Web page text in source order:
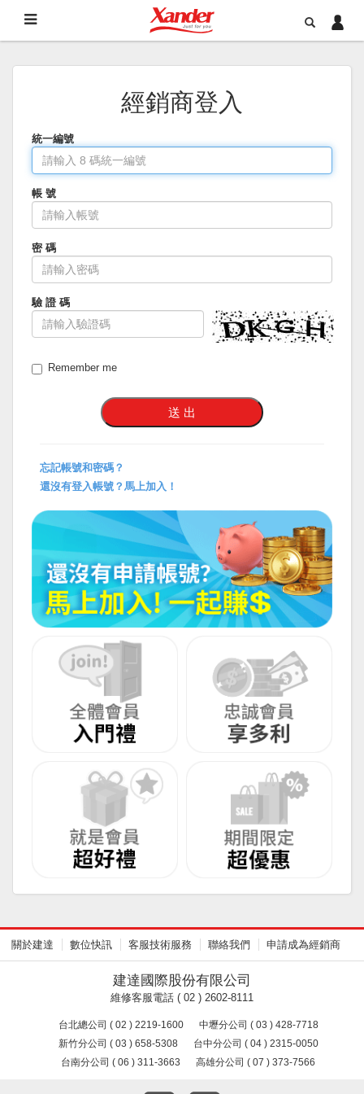
經銷商登入
統一編號
帳 號
密 碼
驗 證 碼
Remember me
忘記帳號和密碼？
還沒有登入帳號？馬上加入！
關於建達 數位快訊 客服技術服務 聯絡我們 申請成為經銷商
建達國際股份有限公司
維修客服電話 ( 02 ) 2602-8111
台北總公司 ( 02 ) 2219-1600
中壢分公司 ( 03 ) 428-7718
新竹分公司 ( 03 ) 658-5308
台中分公司 ( 04 ) 2315-0050
台南分公司 ( 06 ) 311-3663
高雄分公司 ( 07 ) 373-7566